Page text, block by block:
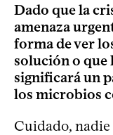
Dado que la
amenaza
forma de ver
solución o que
significará un
los microbios
Cuidado,